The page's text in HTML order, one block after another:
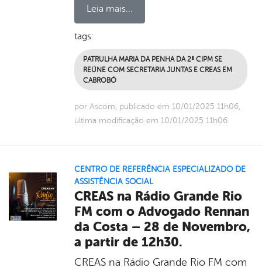
Leia mais...
tags:
PATRULHA MARIA DA PENHA DA 2ª CIPM SE
REÚNE COM SECRETARIA JUNTAS E CREAS EM
CABROBÓ
por Ascom, publicado em 10/01/2025 11h06,
última modificação em 10/01/2025 11h06
CENTRO DE REFERÊNCIA ESPECIALIZADO DE
ASSISTÊNCIA SOCIAL
CREAS na Rádio Grande Rio
FM com o Advogado Rennan
da Costa – 28 de Novembro,
a partir de 12h30.
CREAS na Rádio Grande Rio FM com